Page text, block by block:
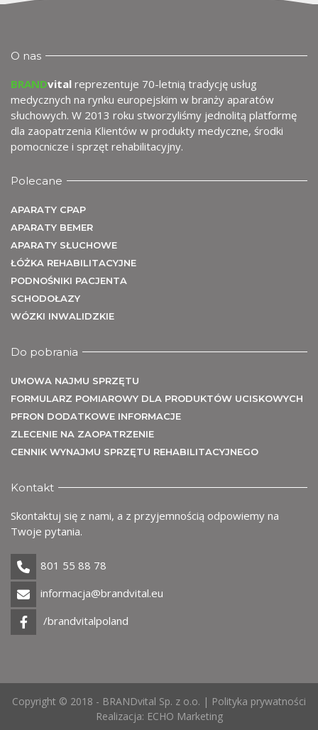
O nas
BRANDvital reprezentuje 70-letnią tradycję usług
medycznych na rynku europejskim w branży aparatów
słuchowych. W 2013 roku stworzyliśmy jednolitą platformę
dla zaopatrzenia Klientów w produkty medyczne, środki
pomocnicze i sprzęt rehabilitacyjny.
Polecane
APARATY CPAP
APARATY BEMER
APARATY SŁUCHOWE
ŁÓŻKA REHABILITACYJNE
PODNOŚNIKI PACJENTA
SCHODOŁAZY
WÓZKI INWALIDZKIE
Do pobrania
UMOWA NAJMU SPRZĘTU
FORMULARZ POMIAROWY DLA PRODUKTÓW UCISKOWYCH
PFRON DODATKOWE INFORMACJE
ZLECENIE NA ZAOPATRZENIE
CENNIK WYNAJMU SPRZĘTU REHABILITACYJNEGO
Kontakt
Skontaktuj się z nami, a z przyjemnością odpowiemy na
Twoje pytania.
801 55 88 78
informacja@brandvital.eu
/brandvitalpoland
Copyright © 2018 - BRANDvital Sp. z o.o. | Polityka prywatności
Realizacja: ECHO Marketing